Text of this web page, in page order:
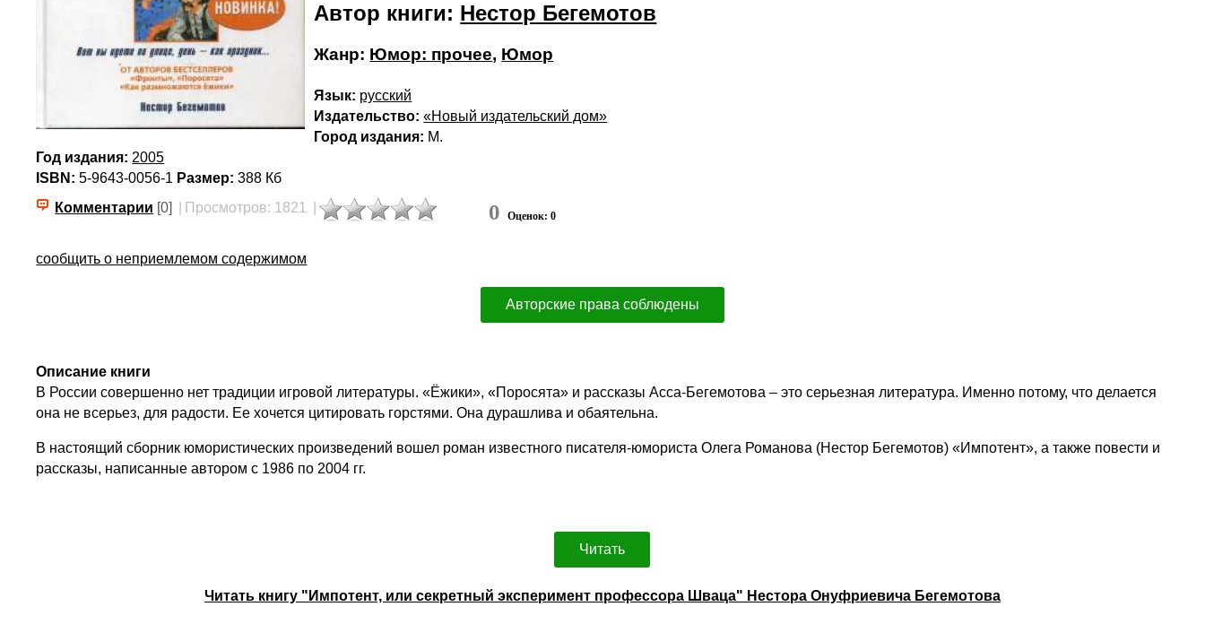
Автор книги: Нестор Бегемотов
Жанр: Юмор: прочее, Юмор
Язык: русский
Издательство: «Новый издательский дом»
Город издания: М.
Год издания: 2005
ISBN: 5-9643-0056-1 Размер: 388 Кб
Комментарии [0] Просмотров: 1821 0 Оценок: 0
сообщить о неприемлемом содержимом
Авторские права соблюдены
Описание книги
В России совершенно нет традиции игровой литературы. «Ёжики», «Поросята» и рассказы Асса-Бегемотова – это серьезная литература. Именно потому, что делается
она не всерьез, для радости. Ее хочется цитировать горстями. Она дурашлива и обаятельна.
В настоящий сборник юмористических произведений вошел роман известного писателя-юмориста Олега Романова (Нестор Бегемотов) «Импотент», а также повести и
рассказы, написанные автором с 1986 по 2004 гг.
Читать
Читать книгу "Импотент, или секретный эксперимент профессора Шваца" Нестора Онуфриевича Бегемотова